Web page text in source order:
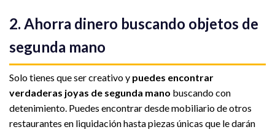
2. Ahorra dinero buscando objetos de
segunda mano
Solo tienes que ser creativo y puedes encontrar
verdaderas joyas de segunda mano buscando con
detenimiento. Puedes encontrar desde mobiliario de otros
restaurantes en liquidación hasta piezas únicas que le darán